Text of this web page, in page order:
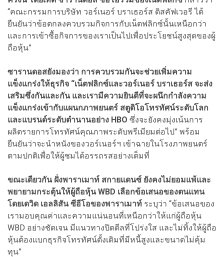
“คณะกรรมการบริษัท วอร์เนอร์ บราเธอร์ส ดิสคัฟเวอรี ได้
ยืนยันว่าข้อตกลงควบรวมกิจการกับเน็ตฟลิกซ์นั้นเหนือกว่า
และการเข้าซื้อกิจการของเราเป็นไปเพื่อประโยชน์สูงสุดของผู้
ถือหุ้น”
ซารานดอสยังมองว่า การควบรวมกันจะช่วยเพิ่มความ
แข็งแกร่งให้ธุรกิจ “เน็ตฟลิกซ์และวอร์เนอร์ บราเธอร์ส จะส่ง
เสริมซึ่งกันและกัน และเรามีความยินดีที่จะผนึกกำลังความ
แข็งแกร่งเข้ากับแผนกภาพยนตร์ สตูดิโอโทรทัศน์ระดับโลก
และแบรนด์ระดับตำนานอย่าง HBO ซึ่งจะยังคงมุ่งเน้นการ
ผลิตรายการโทรทัศน์คุณภาพระดับพรีเมียมต่อไป” พร้อม
ยืนยันว่าจะนำหนังของวอร์เนอร์ฯ เข้าฉายในโรงภาพยนตร์
ตามปกติเพื่อให้ผู้ชมได้อรรถรสอย่างเต็มที่
ขณะเดียวกัน ฝั่งพาราเมาท์ สกายแดนซ์ ยังคงไม่ยอมแพ้และ
พยายามกระตุ้นให้ผู้ถือหุ้น WBD เลือกข้อเสนอของตนแทน
โดยเดวิด เอลลิสัน ซีอีโอของพาราเมาท์ ระบุว่า “ข้อเสนอของ
เรามอบคุณค่าและความแน่นอนที่เหนือกว่าให้แก่ผู้ถือหุ้น
WBD อย่างชัดเจน มีแนวทางปิดดีลที่โปร่งใส และไม่ทิ้งให้ผู้ถือ
หุ้นต้องแบกธุรกิจโทรทัศน์ดั้งเดิมที่มีหนี้สูงและขนาดไม่คุ้ม
ทุน”